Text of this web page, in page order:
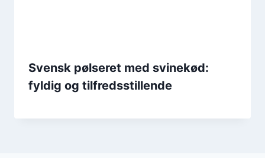
Svensk pølseret med svinekød:
fyldig og tilfredsstillende